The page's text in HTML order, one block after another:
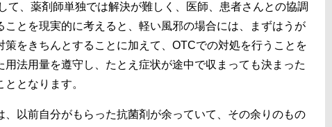
て、薬剤師単独では解決が難しく、医師、患者さんとの協調
ことを現実的に考えると、軽い風邪の場合には、まずはうが
をきちんとすることに加えて、OTCでの対処を行うことを
法用量を遵守し、たとえ症状が途中で収まっても決まった
となります。
、以前自分がもらった抗菌剤が余っていて、その余りのもの